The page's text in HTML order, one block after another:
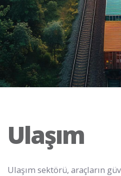
Ulaşım
Ulaşım sektörü, araçların